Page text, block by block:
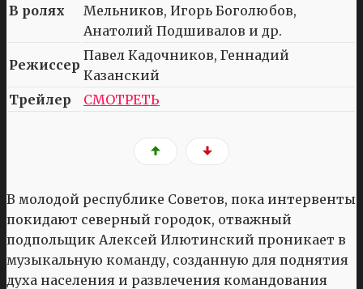
В ролях
Мельников, Игорь Боголюбов,
Анатолий Подшивалов и др.
Режиссер
Павел Кадочников, Геннадий
Казанский
Трейлер
СМОТРЕТЬ
В молодой республике Советов, пока интервенты
покидают северный городок, отважный
подпольщик Алексей Илютинский проникает в
музыкальную команду, созданную для поднятия
духа населения и развлечения командования